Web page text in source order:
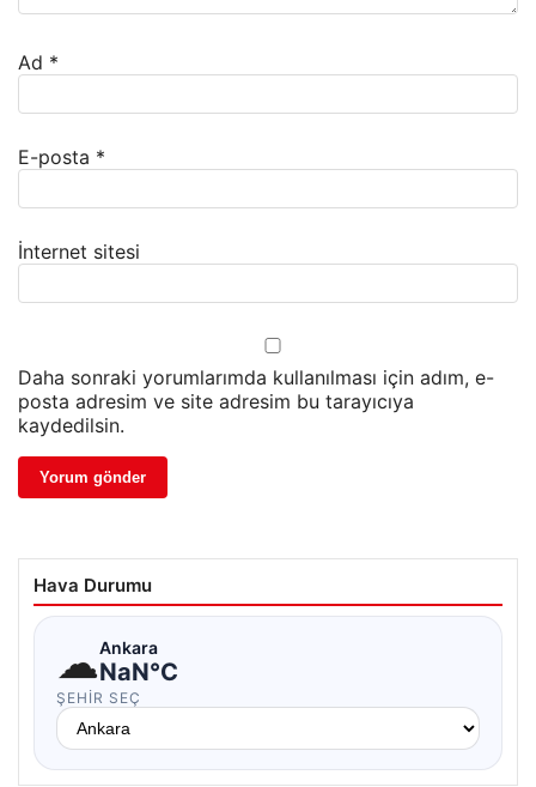
Ad *
E-posta *
İnternet sitesi
Daha sonraki yorumlarımda kullanılması için adım, e-
posta adresim ve site adresim bu tarayıcıya
kaydedilsin.
Hava Durumu
☁Ankara
NaN°C
ŞEHIR SEÇ